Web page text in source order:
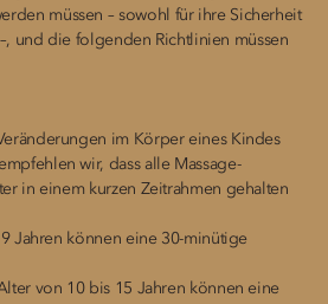
müssen – sowohl für ihre Sicherheit
und die folgenden Richtlinien müssen
im Körper eines Kindes
wir, dass alle Massage-
in einem kurzen Zeitrahmen gehalten
Jahren können eine 30-minütige
von 10 bis 15 Jahren können eine